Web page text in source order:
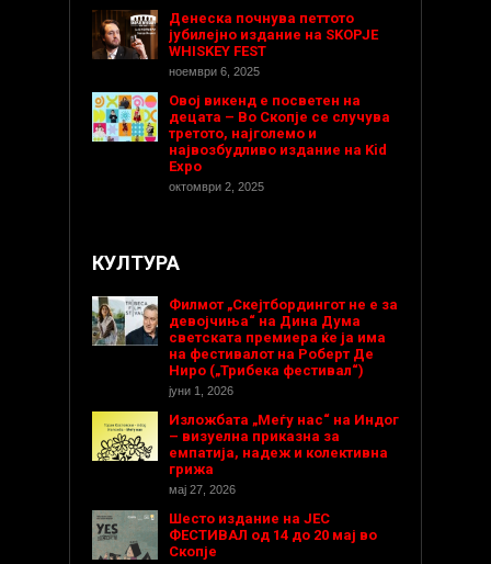
Денеска почнува петтото
јубилејно издание на SKOPJE
WHISKEY FEST
ноември 6, 2025
Овој викенд е посветен на
децата – Во Скопје се случува
третото, најголемо и
највозбудливо издание на Kid
Expo
октомври 2, 2025
КУЛТУРА
Филмот „Скејтбордингот не е за
девојчиња“ на Дина Дума
светската премиера ќе ја има
на фестивалот на Роберт Де
Ниро („Трибека фестивал“)
јуни 1, 2026
Изложбата „Меѓу нас“ на Индог
– визуелна приказна за
емпатија, надеж и колективна
грижа
мај 27, 2026
Шесто издание на ЈЕС
ФЕСТИВАЛ од 14 до 20 мај во
Скопје